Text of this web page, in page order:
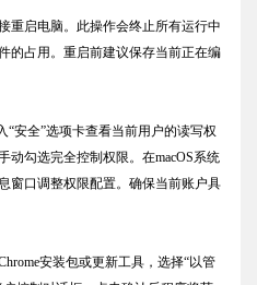
重启电脑。此操作会终止所有运行中
的占用。重启前建议保存当前正在编
“安全”选项卡查看当前用户的读写权
动勾选完全控制权限。在macOS系统
窗口调整权限配置。确保当前账户具
安装包或更新工具，选择“以管